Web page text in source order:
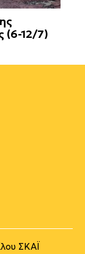
(6-12/7)
ΣΚΑΪ